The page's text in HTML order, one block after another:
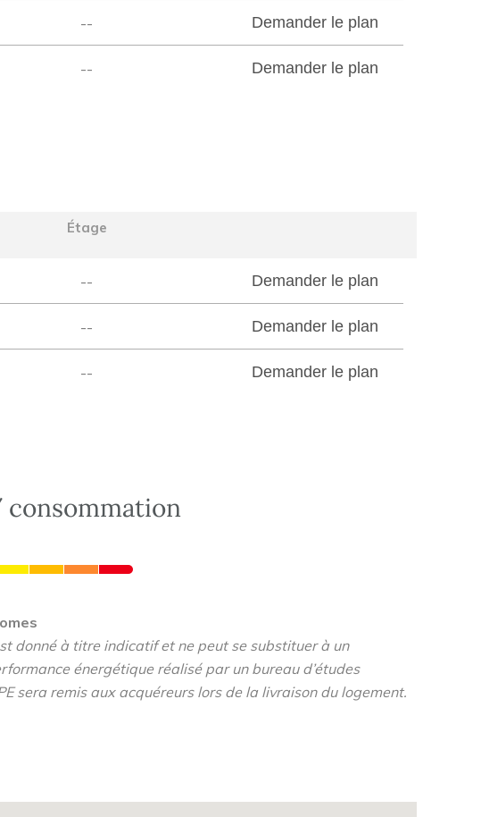
-- Demander le plan
-- Demander le plan
Étage
-- Demander le plan
-- Demander le plan
-- Demander le plan
donné à titre indicatif et ne peut se substituer à un
énergétique réalisé par un bureau d’études
sera remis aux acquéreurs lors de la livraison du logement.